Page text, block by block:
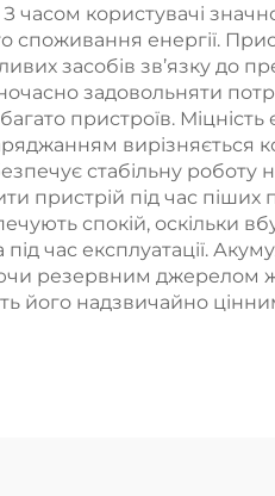
користувачі
енергії.
засобів зв’язку до
задовольняти
пристроїв.
вирізняється
стабільну роботу
пристрій під час піших
спокій, оскільки
час експлуатації.
резервним джерелом
його надзвичайно